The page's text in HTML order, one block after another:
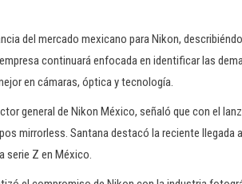
del mercado mexicano para Nikon,
continuará enfocada en identificar las
en cámaras, óptica y tecnología.
general de Nikon México, señaló que con el
mirrorless. Santana destacó la reciente llegada
serie Z en México.